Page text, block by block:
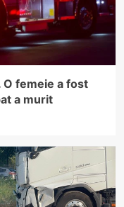
femeie a fost
a murit